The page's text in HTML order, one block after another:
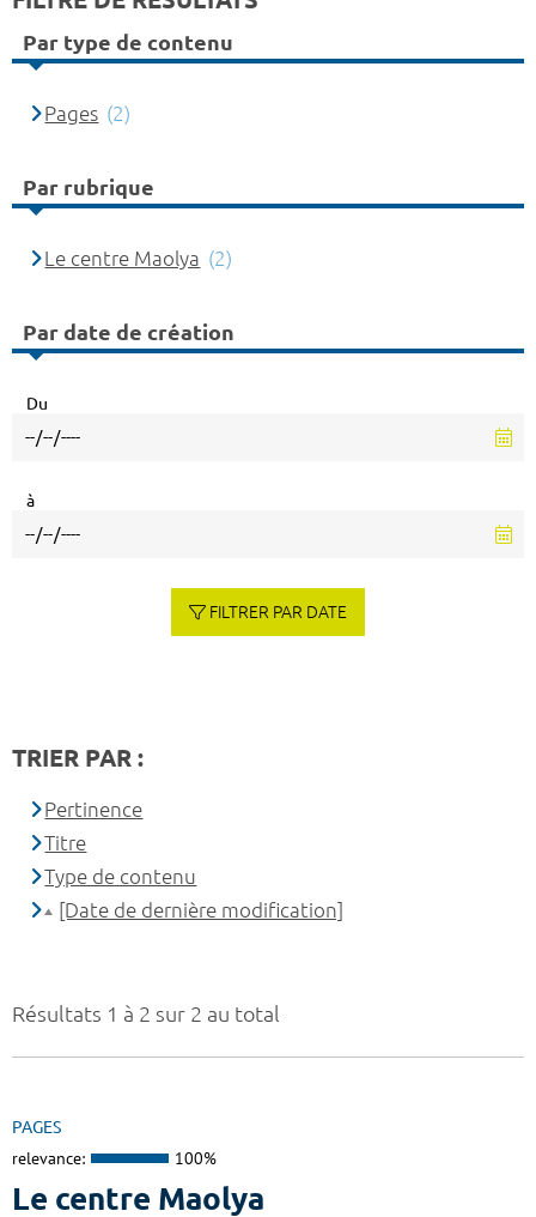
Résultats 1 à 2 sur 2 au total
PAGES
relevance: 100%
Le centre Maolya
Par type de contenu
Pages (2)
Par rubrique
Le centre Maolya (2)
Par date de création
Du
à
FILTRER PAR DATE
TRIER PAR :
Pertinence
Titre
Type de contenu
[Date de dernière modification]